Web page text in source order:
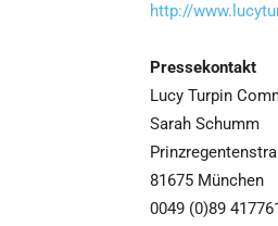
http://
Pressekontakt
Lucy Turpin
Sarah Schumm
81675 München
0049 (0)89